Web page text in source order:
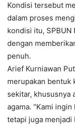
Kondisi tersebut
dalam proses
kondisi itu, SPBUN
dengan
penuh.
Arief Kurniawan
merupakan bentuk
sekitar, khususnya
agama. “Kami
tetapi juga menjadi